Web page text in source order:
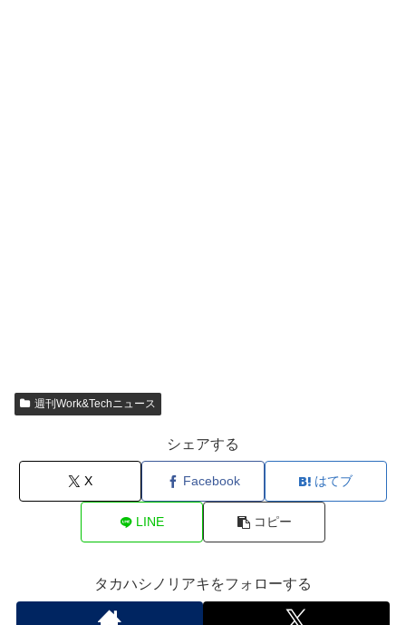
週刊Work&Techニュース
シェアする
X Facebook はてブ
LINE コピー
タカハシノリアキをフォローする